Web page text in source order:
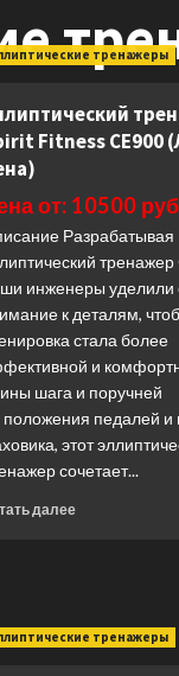
тренажеры
Fitness CE900
от: 10500
Разрабатывая
тренажер
инженеры уделили
к деталям,
стала более
и
шага и поручней
положения педалей и
этот
сочетает...
далееПрочитать
Fitness
тренажеры